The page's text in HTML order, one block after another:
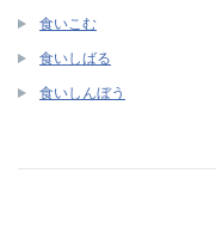
食いこむ
食いしばる
食いしんぼう